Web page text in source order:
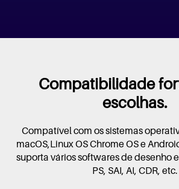
Compatibilidade
escolhas.
Compatível com os sistemas
macOS,Linux OS Chrome OS e
suporta vários softwares de desenho
PS, SAI, AI, CDR, etc.